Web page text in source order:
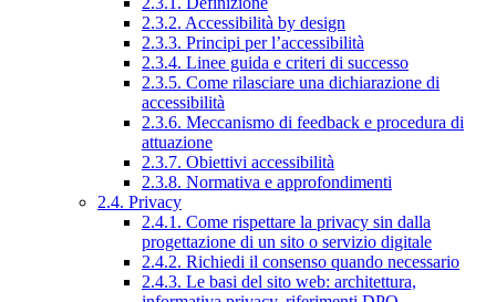
2.3.2. Accessibilità by design
2.3.3. Principi per l’accessibilità
2.3.4. Linee guida e criteri di successo
2.3.5. Come rilasciare una dichiarazione di
accessibilità
2.3.6. Meccanismo di feedback e procedura di
attuazione
2.3.7. Obiettivi accessibilità
2.3.8. Normativa e approfondimenti
2.4. Privacy
2.4.1. Come rispettare la privacy sin dalla
progettazione di un sito o servizio digitale
2.4.2. Richiedi il consenso quando necessario
2.4.3. Le basi del sito web: architettura,